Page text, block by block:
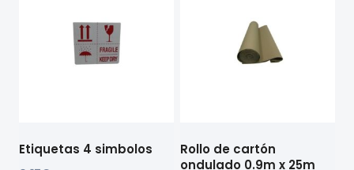
Etiquetas 4 simbolos
Rollo de cartón
ondulado 0.9m x 25m